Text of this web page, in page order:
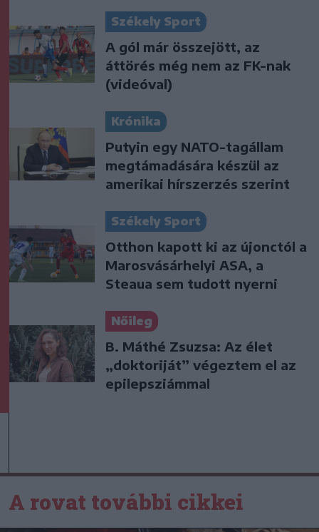
Székely Sport
A gól már összejött, az
áttörés még nem az FK-nak
(videóval)
Krónika
Putyin egy NATO-tagállam
megtámadására készül az
amerikai hírszerzés szerint
Székely Sport
Otthon kapott ki az újonctól a
Marosvásárhelyi ASA, a
Steaua sem tudott nyerni
Nőileg
B. Máthé Zsuzsa: Az élet
„doktoriját” végeztem el az
epilepsziámmal
A rovat további cikkei